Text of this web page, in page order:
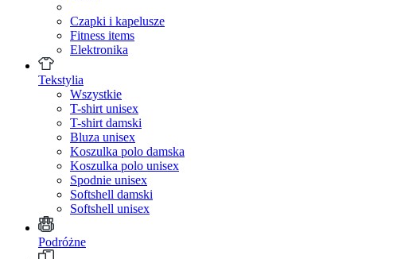
Czapki i kapelusze
Fitness items
Elektronika
Tekstylia
Wszystkie
T-shirt unisex
T-shirt damski
Bluza unisex
Koszulka polo damska
Koszulka polo unisex
Spodnie unisex
Softshell damski
Softshell unisex
Podróżne